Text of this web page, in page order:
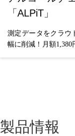
「ALPiT」
測定データをクラウ
幅に削減！月額1,380
製品情報